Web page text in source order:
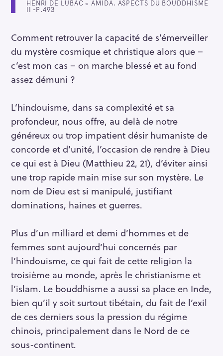
HENRI DE LUBAC « AMIDA. ASPECTS DU BOUDDHISME
II -P.493
Comment retrouver la capacité de s’émerveiller
du mystère cosmique et christique alors que –
c’est mon cas – on marche blessé et au fond
assez démuni ?
L’hindouisme, dans sa complexité et sa
profondeur, nous offre, au delà de notre
généreux ou trop impatient désir humaniste de
concorde et d’unité, l’occasion de rendre à Dieu
ce qui est à Dieu (Matthieu 22, 21), d’éviter ainsi
une trop rapide main mise sur son mystère. Le
nom de Dieu est si manipulé, justifiant
dominations, haines et guerres.
Plus d’un milliard et demi d’hommes et de
femmes sont aujourd’hui concernés par
l’hindouisme, ce qui fait de cette religion la
troisième au monde, après le christianisme et
l’islam. Le bouddhisme a aussi sa place en Inde,
bien qu’il y soit surtout tibétain, du fait de l’exil
de ces derniers sous la pression du régime
chinois, principalement dans le Nord de ce
sous-continent.